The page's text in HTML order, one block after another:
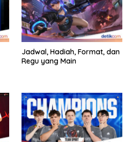
Jadwal, Hadiah, Format, dan
Regu yang Main